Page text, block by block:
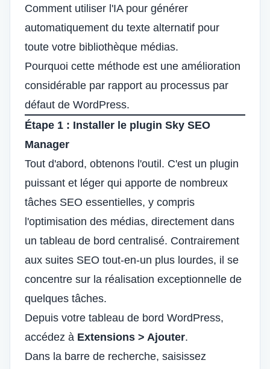
Comment utiliser l'IA pour générer
automatiquement du texte alternatif pour
toute votre bibliothèque médias.
Pourquoi cette méthode est une amélioration
considérable par rapport au processus par
défaut de WordPress.
Étape 1 : Installer le plugin Sky SEO
Manager
Tout d'abord, obtenons l'outil. C'est un plugin
puissant et léger qui apporte de nombreux
tâches SEO essentielles, y compris
l'optimisation des médias, directement dans
un tableau de bord centralisé. Contrairement
aux suites SEO tout-en-un plus lourdes, il se
concentre sur la réalisation exceptionnelle de
quelques tâches.
Depuis votre tableau de bord WordPress,
accédez à Extensions > Ajouter.
Dans la barre de recherche, saisissez